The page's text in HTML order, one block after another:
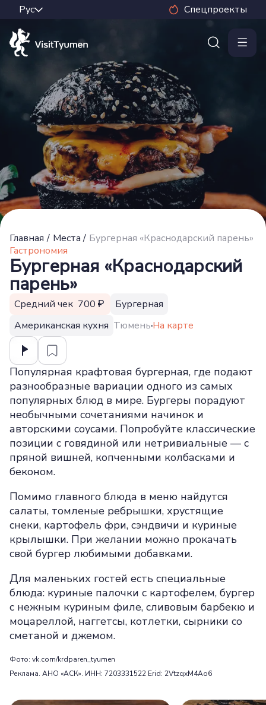
Спецпроекты
Главная / Места / Бургерная «Краснодарский парень»
Гастрономия
Бургерная «Краснодарский
парень»
Средний чек 700
Бургерная
Американская кухня Тюмень На карте
Популярная крафтовая бургерная, где подают
разнообразные вариации одного из самых
популярных блюд в мире. Бургеры порадуют
необычными сочетаниями начинок и
авторскими соусами. Попробуйте классические
позиции с говядиной или нетривиальные — с
пряной вишней, копченными колбасками и
беконом.
Помимо главного блюда в меню найдутся
салаты, томленые ребрышки, хрустящие
снеки, картофель фри, сэндвичи и куриные
крылышки. При желании можно прокачать
свой бургер любимыми добавками.
Для маленьких гостей есть специальные
блюда: куриные палочки с картофелем, бургер
с нежным куриным филе, сливовым барбекю и
моцареллой, наггетсы, котлетки, сырники со
сметаной и джемом.
Фото: vk.com/krdparen_tyumen
Реклама. АНО «АСК». ИНН: 7203331522 Erid: 2VtzqxM4Ao6